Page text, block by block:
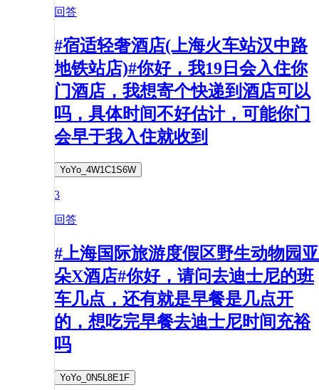
回答
#宿适轻奢酒店(上海火车站汉中路
地铁站店)#你好，我19日会入住你
门酒店，我想寄个快递到酒店可以
吗，具体时间不好估计，可能你门
会早于我入住就收到
YoYo_4W1C1S6W
3
回答
#上海国际旅游度假区野生动物园亚
朵X酒店#你好，请问去迪士尼的班
车几点，还有就是早餐是几点开
的，想吃完早餐去迪士尼时间充裕
吗
YoYo_0N5L8E1F